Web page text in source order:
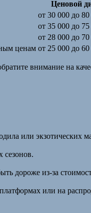
Ценовой
от 30 000 до
от 35 000 до
от 28 000 до
ценам от 25 000 до
внимание на
или экзотических
сезонов.
дороже из-за
или на